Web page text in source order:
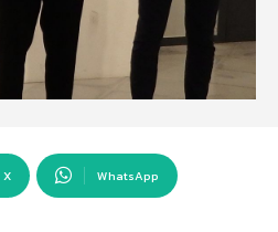
X WhatsApp